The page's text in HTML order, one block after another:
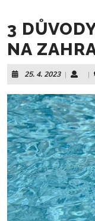
3
NA
25. 4. 202325.
4.
2023
| |